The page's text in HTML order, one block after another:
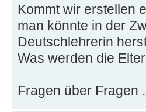
Kommt wir erstellen
man könnte in der
Deutschlehrerin
Was werden die
Fragen über Fragen